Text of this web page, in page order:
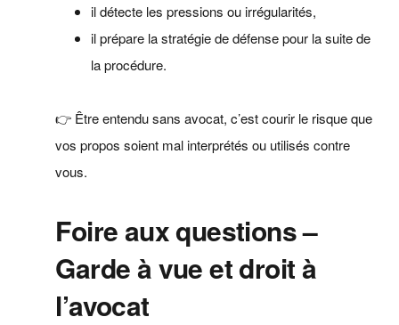
il détecte les pressions ou irrégularités,
il prépare la stratégie de défense pour la suite de
la procédure.
👉 Être entendu sans avocat, c’est courir le risque que
vos propos soient mal interprétés ou utilisés contre
vous.
Foire aux questions –
Garde à vue et droit à
l’avocat